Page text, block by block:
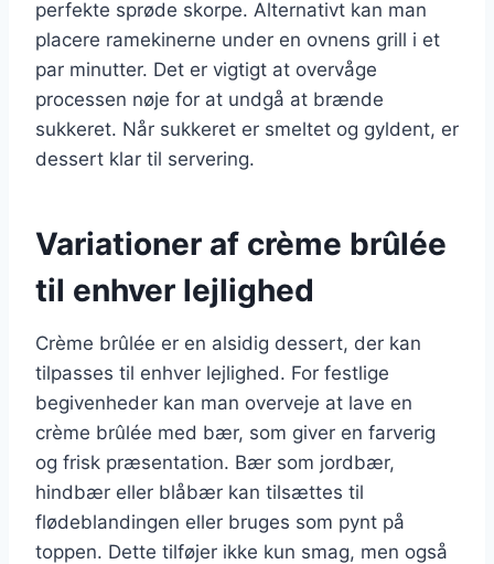
perfekte sprøde skorpe. Alternativt kan man
placere ramekinerne under en ovnens grill i et
par minutter. Det er vigtigt at overvåge
processen nøje for at undgå at brænde
sukkeret. Når sukkeret er smeltet og gyldent, er
dessert klar til servering.
Variationer af crème brûlée
til enhver lejlighed
Crème brûlée er en alsidig dessert, der kan
tilpasses til enhver lejlighed. For festlige
begivenheder kan man overveje at lave en
crème brûlée med bær, som giver en farverig
og frisk præsentation. Bær som jordbær,
hindbær eller blåbær kan tilsættes til
flødeblandingen eller bruges som pynt på
toppen. Dette tilføjer ikke kun smag, men også